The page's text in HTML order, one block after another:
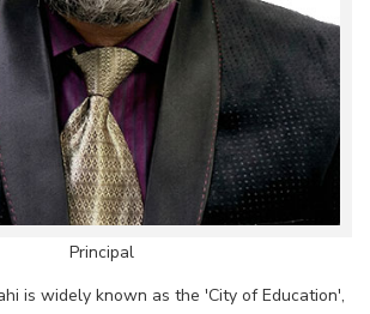
Principal
is widely known as the 'City of Education',